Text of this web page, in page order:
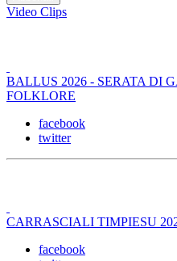
Video Clips
BALLUS 2026 - SERATA DI
FOLKLORE
facebook
twitter
CARRASCIALI TIMPIESU
facebook